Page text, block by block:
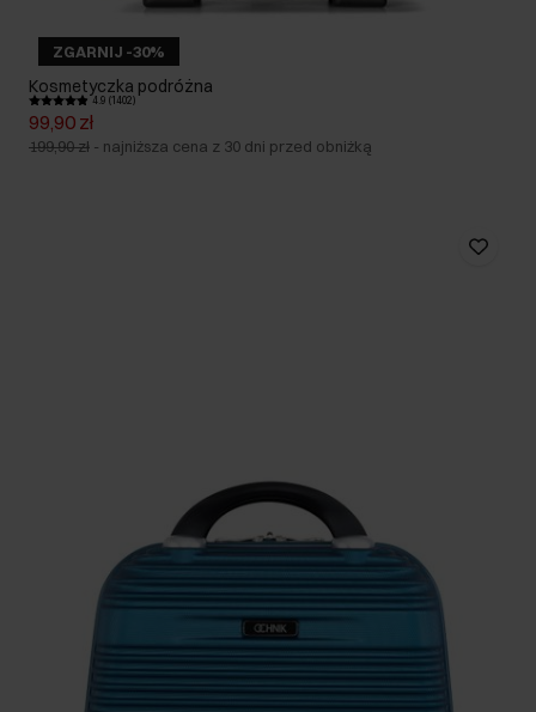
ZGARNIJ -30%
Kosmetyczka podróżna
4.9 (1402)
99,90 zł
199,90 zł - najniższa cena z 30 dni przed obniżką